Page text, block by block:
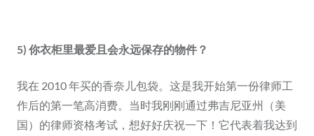
5) 你衣柜里最爱且会永远保存的物件？
我在 2010 年买的香奈儿包袋。这是我开始第一份律师工
作后的第一笔高消费。当时我刚刚通过弗吉尼亚州（美
国）的律师资格考试，想好好庆祝一下！它代表着我达到